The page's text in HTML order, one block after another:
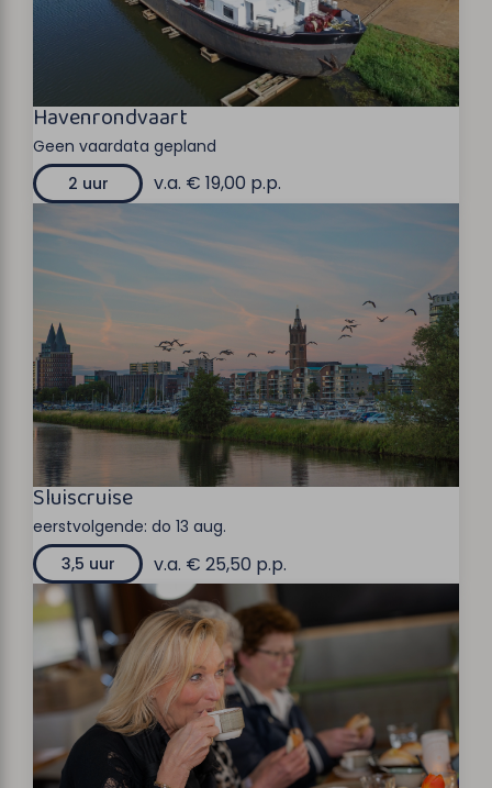
Havenrondvaart
Geen vaardata gepland
2 uur
v.a. € 19,00 p.p.
Sluiscruise
eerstvolgende: do 13 aug.
3,5 uur
v.a. € 25,50 p.p.